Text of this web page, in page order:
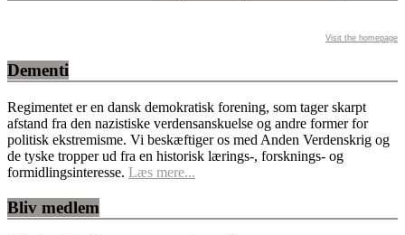
Visit the homepage
Dementi
Regimentet er en dansk demokratisk forening, som tager skarpt
afstand fra den nazistiske verdensanskuelse og andre former for
politisk ekstremisme. Vi beskæftiger os med Anden Verdenskrig og
de tyske tropper ud fra en historisk lærings-, forsknings- og
formidlingsinteresse. Læs mere...
Bliv medlem